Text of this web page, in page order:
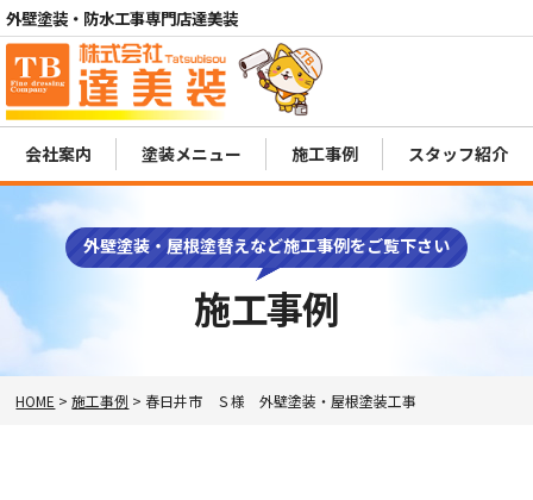
外壁塗装・防水工事専門店達美装
電話
会社案内 塗装メニュー 施工事例 スタッフ紹介
施工事例
外壁塗装・屋根塗替えなど施工事例をご覧下さい
HOME >施工事例 > 春日井市 Ｓ様 外壁塗装・屋根塗装工事